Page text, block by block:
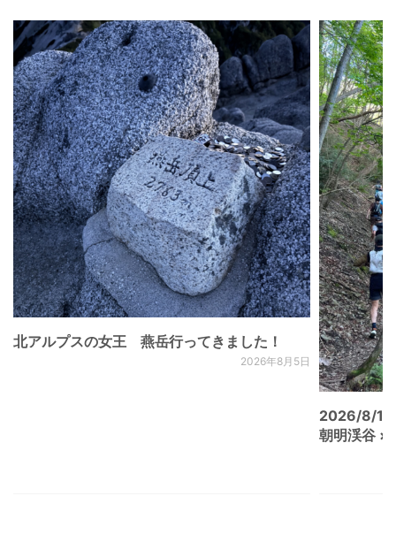
北アルプスの女王 燕岳行ってきました！
2026年8月5日
2026/8/
朝明渓谷 ×